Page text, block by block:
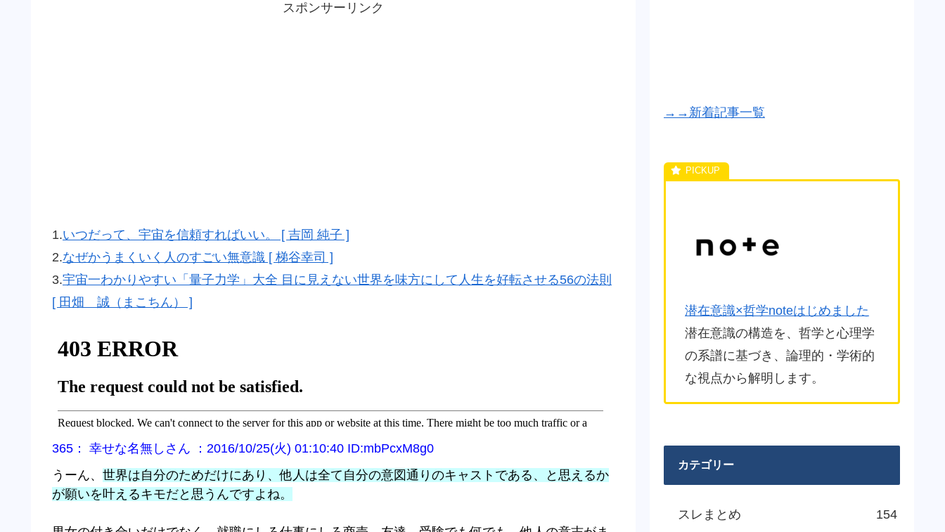
スポンサーリンク
1.いつだって、宇宙を信頼すればいい。 [ 吉岡 純子 ]
2.なぜかうまくいく人のすごい無意識 [ 梯谷幸司 ]
3.宇宙一わかりやすい「量子力学」大全 目に見えない世界を味方にして人生を好転させる56の法則
[ 田畑 誠（まこちん） ]
365： 幸せな名無しさん ：2016/10/25(火) 01:10:40 ID:mbPcxM8g0
うーん、 世界は自分のためだけにあり、他人は全て自分の意図通りのキャストである、と思えるか
が願いを叶えるキモだと思うんですよね。
→→新着記事一覧
潜在意識×哲学noteはじめました
潜在意識の構造を、哲学と心理学
の系譜に基づき、論理的・学術的
な視点から解明します。
カテゴリー
スレまとめ 154